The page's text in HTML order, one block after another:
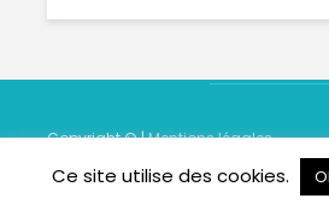
Copyright © |Mentions légales
Ce site utilise des cookies.